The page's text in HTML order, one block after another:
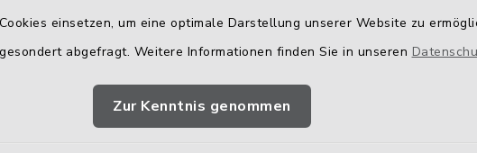
einsetzen, um eine optimale Darstellung unserer Website zu
abgefragt. Weitere Informationen finden Sie in unseren
Zur Kenntnis genommen